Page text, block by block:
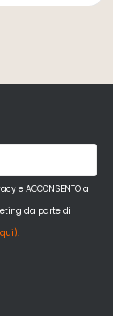
e ACCONSENTO al
da parte di